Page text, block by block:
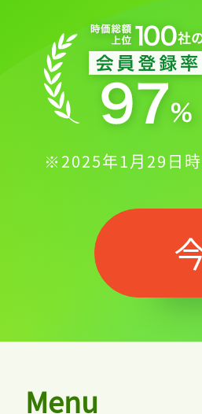
※2025年1月29日時
Menu